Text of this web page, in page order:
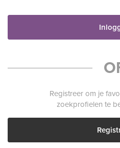
Registreer om je
zoekprofielen te